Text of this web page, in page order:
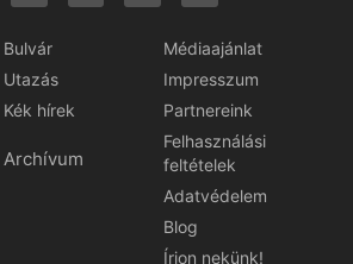
Bulvár
Utazás
Kék hírek
Archívum
Médiaajánlat
Impresszum
Partnereink
Felhasználási
feltételek
Adatvédelem
Blog
Írjon nekünk!